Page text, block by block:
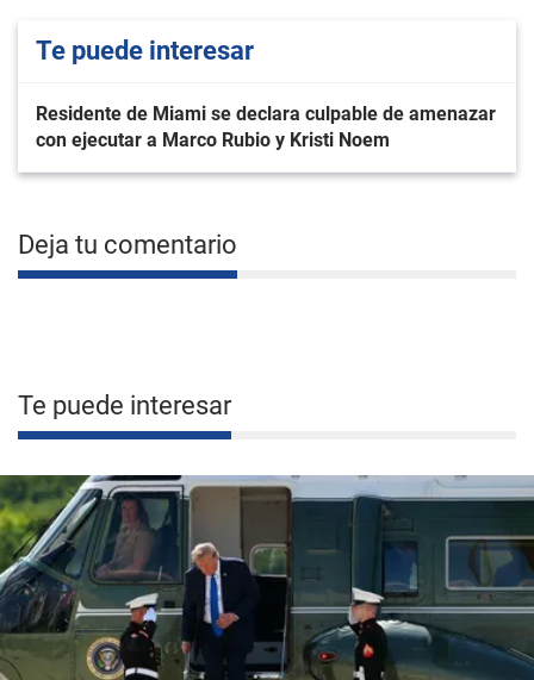
Te puede interesar
Residente de Miami se declara culpable de amenazar
con ejecutar a Marco Rubio y Kristi Noem
Deja tu comentario
Te puede interesar